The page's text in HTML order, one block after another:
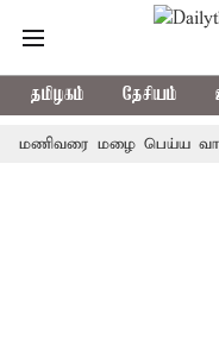
தமிழகம் தேசியம்
மழை பெய்ய வாய்ப்பு